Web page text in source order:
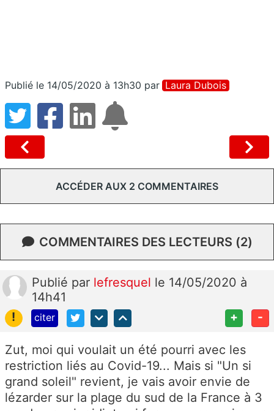
Publié le 14/05/2020 à 13h30 par Laura Dubois
ACCÉDER AUX 2 COMMENTAIRES
COMMENTAIRES DES LECTEURS (2)
Publié par lefresquel le 14/05/2020 à
14h41
!
citer + -
Zut, moi qui voulait un été pourri avec les
restriction liés au Covid-19... Mais si "Un si
grand soleil" revient, je vais avoir envie de
lézarder sur la plage du sud de la France à 3